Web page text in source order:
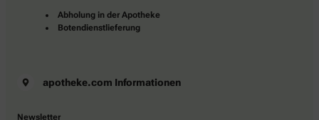
Abholung in der Apotheke
Botendienstlieferung
apotheke.com Informationen
Newsletter